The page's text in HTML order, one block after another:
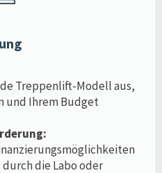
Treppenlift-Modell aus,
und Ihrem Budget
die Labo oder